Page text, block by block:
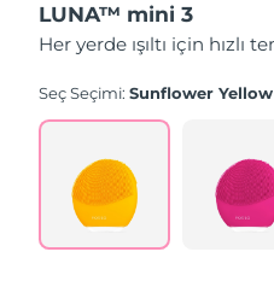
of
5
stars,
rating
Read
Reviews.
Same
page
LUNA™ mini 3
Her yerde ışıltı için hızlı
Seç Seçimi:Sunflower Yellow